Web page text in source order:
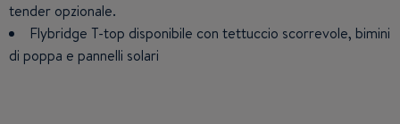
tender opzionale.
Flybridge T-top disponibile con tettuccio scorrevole, bimini
di poppa e pannelli solari
Spazioso e confortevole salone a forma di U con vista
mare. La possibilità di aggiunger un divano offre utili sedute
aggiuntive.
come una cabina skipper per un equipaggio di 2 persone, con
wc e doccia separati.
Aria condizionata o riscaldamento.